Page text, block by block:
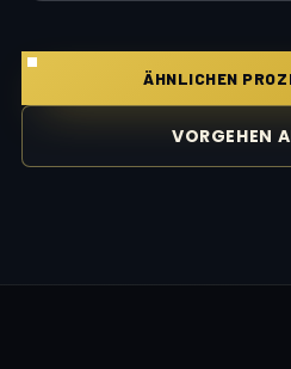
ÄHNLICHEN
VORGEHEN